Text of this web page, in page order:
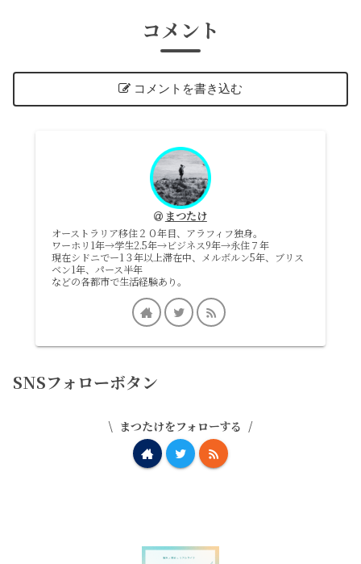
コメント
コメントを書き込む
まつたけ
オーストラリア移住２０年目、アラフィフ独身。
ワーホリ1年→学生2.5年→ビジネス9年→永住７年
現在シドニでー1３年以上滞在中、メルボルン5年、ブリス
ベン1年、パース半年
などの各都市で生活経験あり。
SNSフォローボタン
まつたけをフォローする